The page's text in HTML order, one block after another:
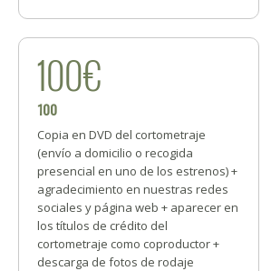
100€
100
Copia en DVD del cortometraje
(envío a domicilio o recogida
presencial en uno de los estrenos) +
agradecimiento en nuestras redes
sociales y página web + aparecer en
los títulos de crédito del
cortometraje como coproductor +
descarga de fotos de rodaje